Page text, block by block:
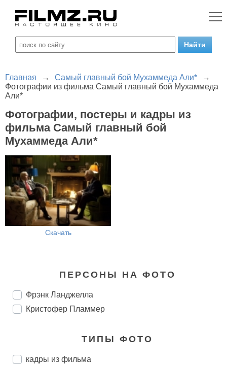
Главная → Самый главный бой Мухаммеда Али*
→
Фотографии из фильма Самый главный бой Мухаммеда
Али*
Фотографии, постеры и кадры из
фильма Самый главный бой
Мухаммеда Али*
Скачать
ПЕРСОНЫ НА ФОТО
Фрэнк Ланджелла
Кристофер Пламмер
ТИПЫ ФОТО
кадры из фильма